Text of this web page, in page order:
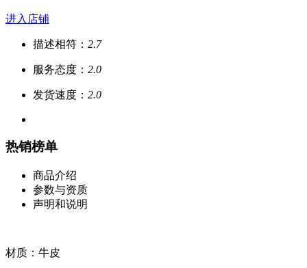
进入店铺
描述相符： 2.7
服务态度： 2.0
发货速度： 2.0
热销榜单
商品介绍
参数与资质
声明和说明
材质：牛皮